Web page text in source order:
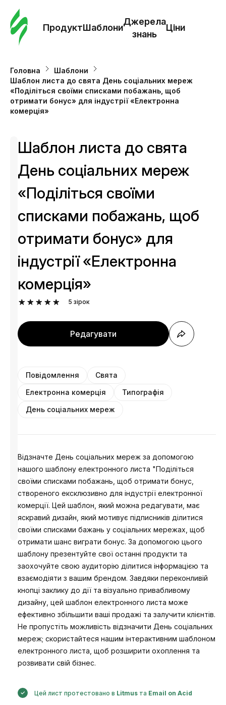
ПродуктШаблони
Джерела
знань
Ціни
Головна
Шаблони
Шаблон листа до свята День соціальних мереж
«Поділіться своїми списками побажань, щоб
отримати бонус» для індустрії «Електронна
комерція»
Розроблено
Анастасія
Шаблон листа до свята
День соціальних мереж
«Поділіться своїми
списками побажань, щоб
отримати бонус» для
індустрії «Електронна
комерція»
5 зірок
Редагувати
Повідомлення
Свята
Електронна комерція
Типографія
День соціальних мереж
Відзначте День соціальних мереж за допомогою
нашого шаблону електронного листа "Поділіться
своїми списками побажань, щоб отримати бонус,
створеного ексклюзивно для індустрії електронної
комерції. Цей шаблон, який можна редагувати, має
яскравий дизайн, який мотивує підписників ділитися
своїми списками бажань у соціальних мережах, щоб
отримати шанс виграти бонус. За допомогою цього
шаблону презентуйте свої останні продукти та
заохочуйте свою аудиторію ділитися інформацією та
взаємодіяти з вашим брендом. Завдяки переконливій
кнопці заклику до дії та візуально привабливому
дизайну, цей шаблон електронного листа може
ефективно збільшити ваші продажі та залучити клієнтів.
Не пропустіть можливість відзначити День соціальних
мереж; скористайтеся нашим інтерактивним шаблоном
електронного листа, щоб розширити охоплення та
розвивати свій бізнес.
Цей лист протестовано в Litmusта Email on Acid